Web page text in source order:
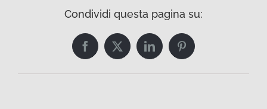
Condividi questa pagina su:
FacebookTwitterLinkedInPinterest